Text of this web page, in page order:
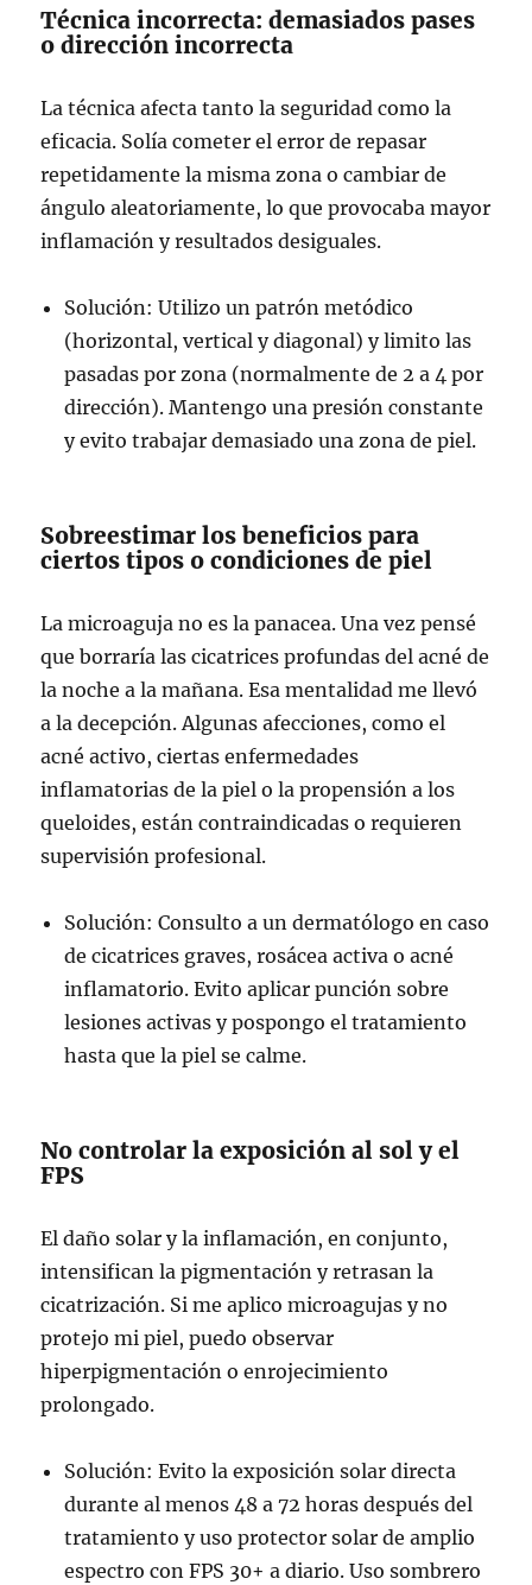
Técnica incorrecta: demasiados pases
o dirección incorrecta
La técnica afecta tanto la seguridad como la
eficacia. Solía cometer el error de repasar
repetidamente la misma zona o cambiar de
ángulo aleatoriamente, lo que provocaba mayor
inflamación y resultados desiguales.
Solución: Utilizo un patrón metódico
(horizontal, vertical y diagonal) y limito las
pasadas por zona (normalmente de 2 a 4 por
dirección). Mantengo una presión constante
y evito trabajar demasiado una zona de piel.
Sobreestimar los beneficios para
ciertos tipos o condiciones de piel
La microaguja no es la panacea. Una vez pensé
que borraría las cicatrices profundas del acné de
la noche a la mañana. Esa mentalidad me llevó
a la decepción. Algunas afecciones, como el
acné activo, ciertas enfermedades
inflamatorias de la piel o la propensión a los
queloides, están contraindicadas o requieren
supervisión profesional.
Solución: Consulto a un dermatólogo en caso
de cicatrices graves, rosácea activa o acné
inflamatorio. Evito aplicar punción sobre
lesiones activas y pospongo el tratamiento
hasta que la piel se calme.
No controlar la exposición al sol y el
FPS
El daño solar y la inflamación, en conjunto,
intensifican la pigmentación y retrasan la
cicatrización. Si me aplico microagujas y no
protejo mi piel, puedo observar
hiperpigmentación o enrojecimiento
prolongado.
Solución: Evito la exposición solar directa
durante al menos 48 a 72 horas después del
tratamiento y uso protector solar de amplio
espectro con FPS 30+ a diario. Uso sombrero